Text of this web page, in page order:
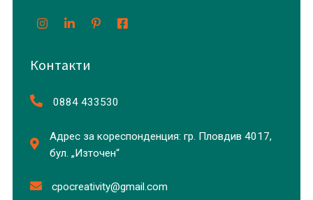
Контакти
0884 433530
Адрес за кореспонденция: гр. Пловдив 4017,
бул. „Източен“
cpocreativity@gmail.com